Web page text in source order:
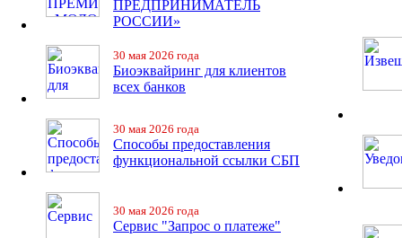
ПРЕДПРИНИМАТЕЛЬ
РОССИИ»
30 мая 2026 года
Биоэквайринг для клиентов
всех банков
30 мая 2026 года
Способы предоставления
функциональной ссылки СБП
30 мая 2026 года
Сервис "Запрос о платеже"